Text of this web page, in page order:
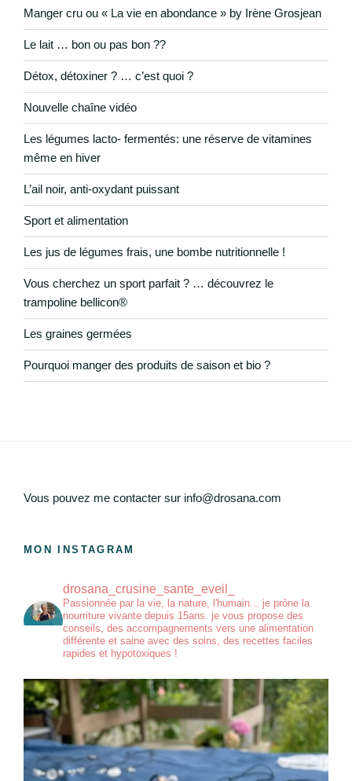
Manger cru ou « La vie en abondance » by Irène Grosjean
Le lait … bon ou pas bon ??
Détox, détoxiner ? … c’est quoi ?
Nouvelle chaîne vidéo
Les légumes lacto- fermentés: une réserve de vitamines
même en hiver
L’ail noir, anti-oxydant puissant
Sport et alimentation
Les jus de légumes frais, une bombe nutritionnelle !
Vous cherchez un sport parfait ? … découvrez le
trampoline bellicon®
Les graines germées
Pourquoi manger des produits de saison et bio ?
Vous pouvez me contacter sur info@drosana.com
MON INSTAGRAM
drosana_crusine_sante_eveil_
Passionnée par la vie, la nature, l'humain... je prône la
nourriture vivante depuis 15ans. je vous propose des
conseils, des accompagnements vers une alimentation
différente et saine avec des soins, des recettes faciles
rapides et hypotoxiques !